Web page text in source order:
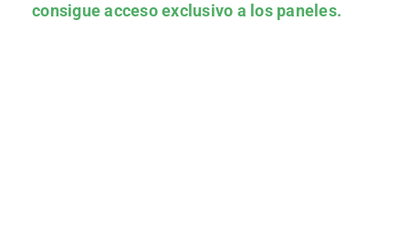
consigue acceso exclusivo a los paneles.